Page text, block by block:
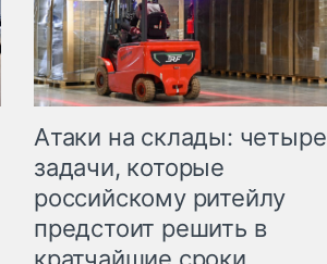
Атаки на склады: четыре
задачи, которые
российскому ритейлу
предстоит решить в